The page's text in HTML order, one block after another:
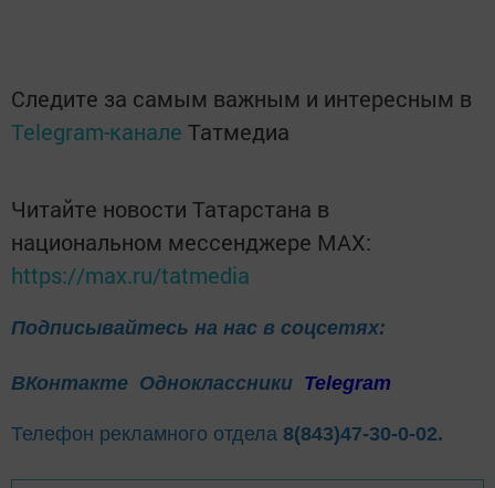
Следите за самым важным и интересным в
Telegram-канале Татмедиа
Читайте новости Татарстана в
национальном мессенджере MАХ:
https://max.ru/tatmedia
Подписывайтесь на нас в соцсетях:
ВКонтакте Одноклассники Telegram
Телефон рекламного отдела 8(843)47-30-0-02.